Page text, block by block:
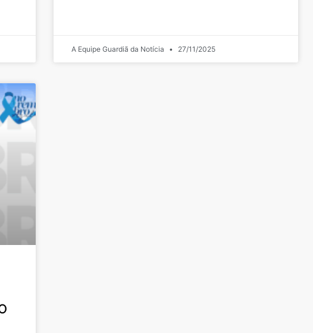
A Equipe Guardiã da Notícia 27/11/2025